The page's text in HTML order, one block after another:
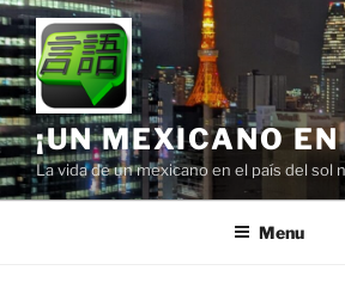
Skip
to
content
¡UN MEXICANO
La vida de un mexicano en el país del sol
Menu